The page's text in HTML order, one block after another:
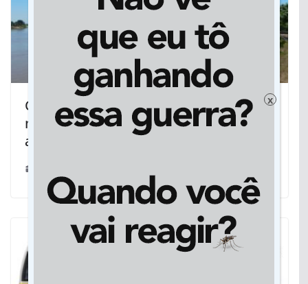
Chuvas acima da média recuperam
níveis dos rios na Bacia do Paraguai,
aponta monitoramento do Imasul
x